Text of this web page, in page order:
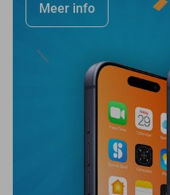
Meer info